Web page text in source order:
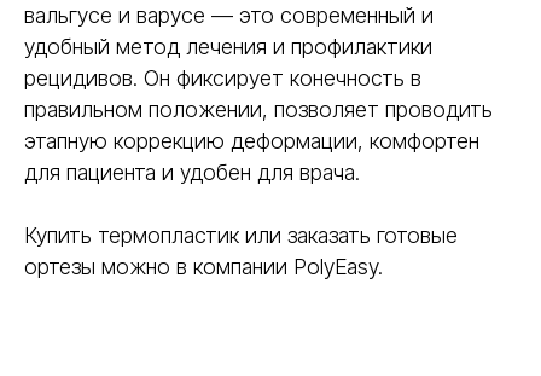
вальгусе и варусе — это современный и
удобный метод лечения и профилактики
рецидивов. Он фиксирует конечность в
правильном положении, позволяет проводить
этапную коррекцию деформации, комфортен
для пациента и удобен для врача.
Купить термопластик или заказать готовые
ортезы можно в компании PolyEasy.